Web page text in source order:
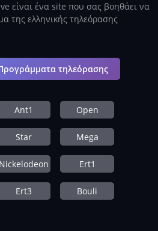
είναι ένα site που σας βοηθάει να
της ελληνικής τηλεόρασης
τηλεόρασης
Ant1 Open
Star Mega
Nickelodeon Ert1
Ert3 Bouli